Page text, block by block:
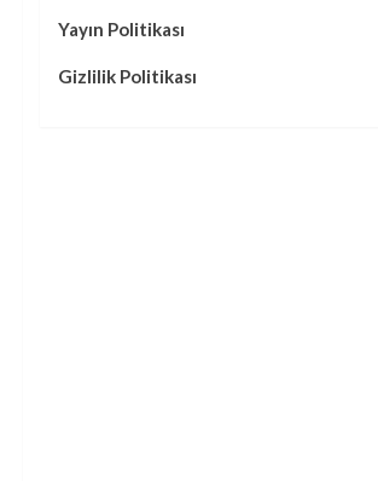
Yayın Politikası
Gizlilik Politikası